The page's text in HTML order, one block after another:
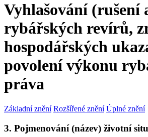
Vyhlašování (rušení
rybářských revírů,
hospodářských
povolení výkonu
práva
Základní znění Rozšířené znění Úplné znění
3. Pojmenování (název) životní